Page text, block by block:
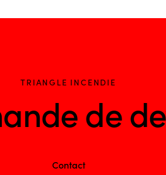
TRIANGLE INCENDIE
de
Contact